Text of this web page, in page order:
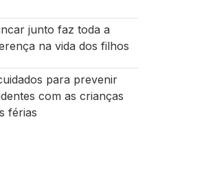
junto faz toda a
na vida dos filhos
para prevenir
com as crianças
férias